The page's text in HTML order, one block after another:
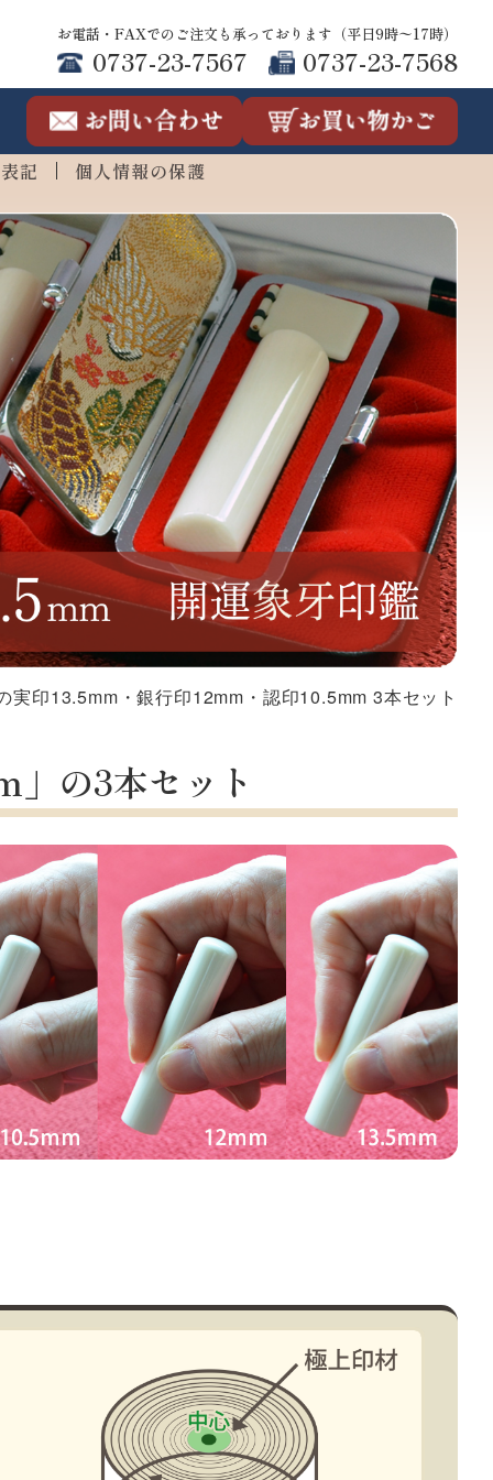
お電話・FAXでのご注文も承っております（平日9時〜17時）
0737-23-7567 0737-23-7568
記 個人情報の保護
実印13.5mm・銀行印12mm・認印10.5mm 3本セット
の3本セット